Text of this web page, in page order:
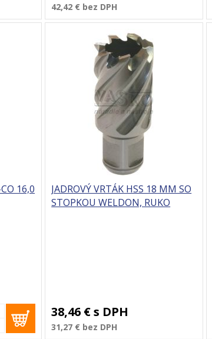
42,42 € bez DPH
16,0
JADROVÝ VRTÁK HSS 18 MM SO
STOPKOU WELDON, RUKO
38,46 €s DPH
31,27 € bez DPH